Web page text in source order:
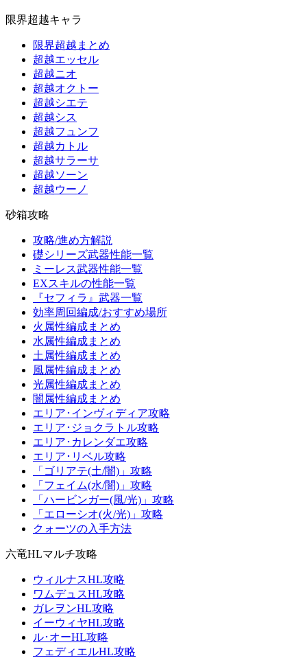
限界超越キャラ
限界超越まとめ
超越エッセル
超越ニオ
超越オクトー
超越シエテ
超越シス
超越フュンフ
超越カトル
超越サラーサ
超越ソーン
超越ウーノ
砂箱攻略
攻略/進め方解説
礎シリーズ武器性能一覧
ミーレス武器性能一覧
EXスキルの性能一覧
『セフィラ』武器一覧
効率周回編成/おすすめ場所
火属性編成まとめ
水属性編成まとめ
土属性編成まとめ
風属性編成まとめ
光属性編成まとめ
闇属性編成まとめ
エリア･インヴィディア攻略
エリア･ジョクラトル攻略
エリア･カレンダエ攻略
エリア･リベル攻略
「ゴリアテ(土/闇)」攻略
「フェイム(水/闇)」攻略
「ハービンガー(風/光)」攻略
「エローシオ(火/光)」攻略
クォーツの入手方法
六竜HLマルチ攻略
ウィルナスHL攻略
ワムデュスHL攻略
ガレヲンHL攻略
イーウィヤHL攻略
ル･オーHL攻略
フェディエルHL攻略